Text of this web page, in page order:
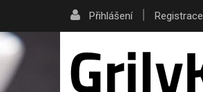
Přihlášení | Registrace